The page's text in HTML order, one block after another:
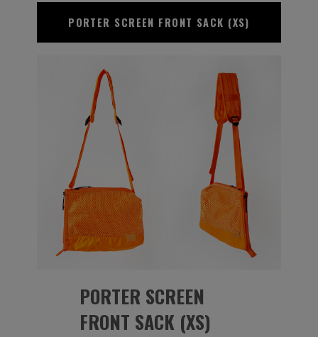
PORTER SCREEN FRONT SACK (XS)
PORTER SCREEN
FRONT SACK (XS)